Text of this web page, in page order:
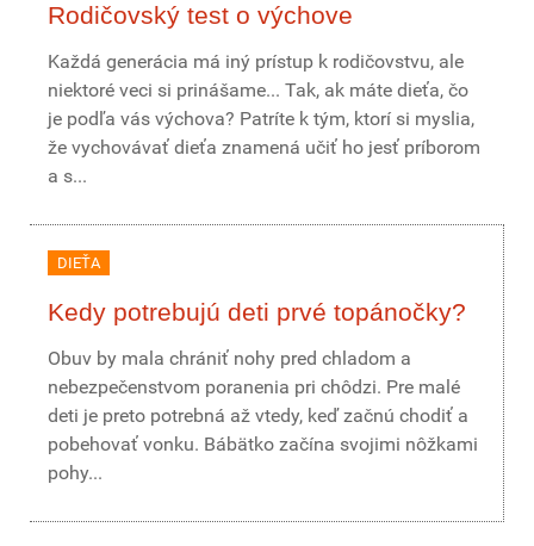
Rodičovský test o výchove
Každá generácia má iný prístup k rodičovstvu, ale
niektoré veci si prinášame... Tak, ak máte dieťa, čo
je podľa vás výchova? Patríte k tým, ktorí si myslia,
že vychovávať dieťa znamená učiť ho jesť príborom
a s...
DIEŤA
Kedy potrebujú deti prvé topánočky?
Obuv by mala chrániť nohy pred chladom a
nebezpečenstvom poranenia pri chôdzi. Pre malé
deti je preto potrebná až vtedy, keď začnú chodiť a
pobehovať vonku. Bábätko začína svojimi nôžkami
pohy...